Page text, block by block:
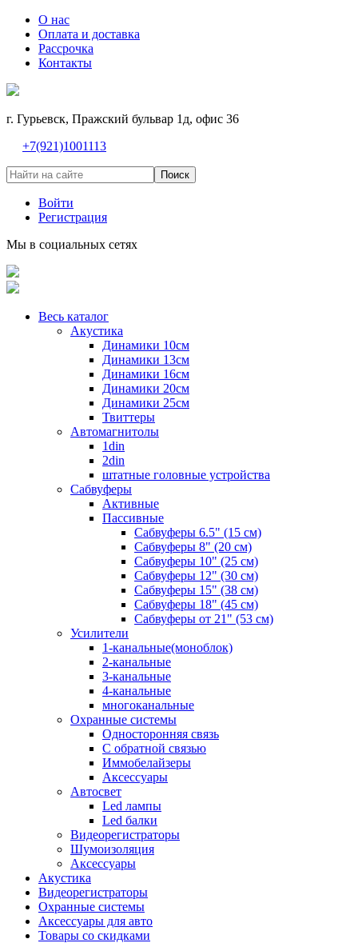
О нас
Оплата и доставка
Рассрочка
Контакты
г. Гурьевск, Пражский бульвар 1д, офис 36
+7(921)1001113
Поиск
Войти
Регистрация
Мы в социальных сетях
Весь каталог
Акустика
Динамики 10см
Динамики 13см
Динамики 16см
Динамики 20см
Динамики 25см
Твиттеры
Автомагнитолы
1din
2din
штатные головные устройства
Сабвуферы
Активные
Пассивные
Сабвуферы 6.5" (15 см)
Сабвуферы 8" (20 см)
Сабвуферы 10" (25 см)
Сабвуферы 12" (30 см)
Сабвуферы 15" (38 см)
Сабвуферы 18" (45 см)
Сабвуферы от 21" (53 см)
Усилители
1-канальные(моноблок)
2-канальные
3-канальные
4-канальные
многоканальные
Охранные системы
Односторонняя связь
С обратной связью
Иммобелайзеры
Аксессуары
Автосвет
Led лампы
Led балки
Видеорегистраторы
Шумоизоляция
Аксессуары
Акустика
Видеорегистраторы
Охранные системы
Аксессуары для авто
Товары со скидками